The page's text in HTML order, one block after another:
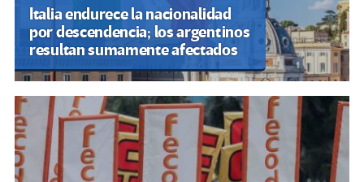
Italia endurece la nacionalidad
por descendencia; los argentinos
resultan sumamente afectados